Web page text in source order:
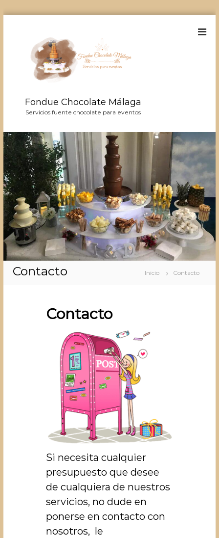
t
e
n
d
o
Fondue Chocolate Málaga
Servicios fuente chocolate para eventos
Contacto Inicio Contacto
Contacto
Si necesita cualquier
presupuesto que desee
de cualquiera de nuestros
servicios, no dude en
ponerse en contacto con
nosotros, le